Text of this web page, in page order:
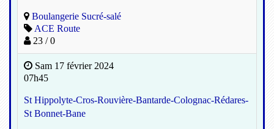
Boulangerie Sucré-salé
ACE Route
23 / 0
Sam 17 février 2024
07h45
St Hippolyte-Cros-Rouvière-Bantarde-Colognac-Rédares-
St Bonnet-Bane